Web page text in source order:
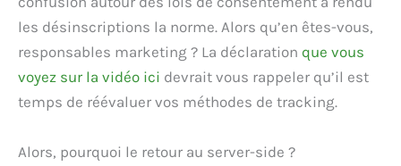
les désinscriptions la norme. Alors qu’en êtes-vous,
responsables marketing ? La déclaration que vous
voyez sur la vidéo ici devrait vous rappeler qu’il est
temps de réévaluer vos méthodes de tracking.
Alors, pourquoi le retour au server-side ?